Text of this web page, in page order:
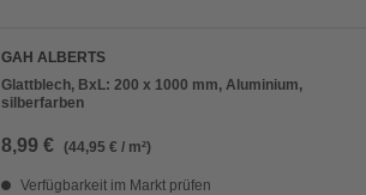
GAH ALBERTS
Glattblech, BxL: 200 x 1000 mm, Aluminium,
silberfarben
8,99 € (44,95 € / m²)
Verfügbarkeit im Markt prüfen